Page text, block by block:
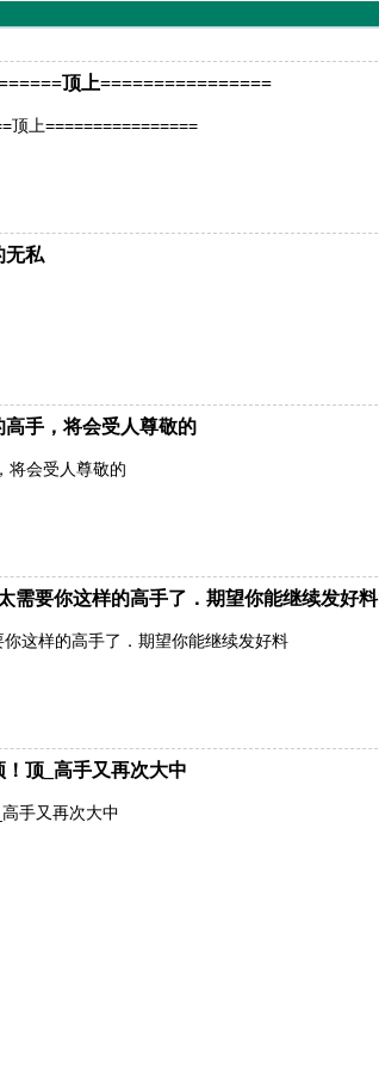
顶上================
顶上================
无私
手，将会受人尊敬的
将会受人尊敬的
需要你这样的高手了．期望你能继续发好料
这样的高手了．期望你能继续发好料
顶_高手又再次大中
手又再次大中